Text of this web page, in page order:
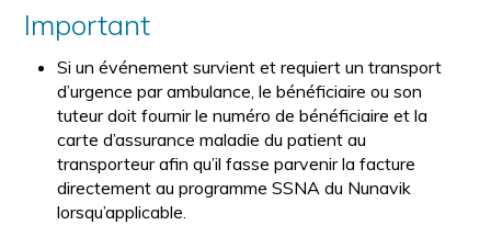
Important
Si un événement survient et requiert un transport
d’urgence par ambulance, le bénéficiaire ou son
tuteur doit fournir le numéro de bénéficiaire et la
carte d’assurance maladie du patient au
transporteur afin qu’il fasse parvenir la facture
directement au programme SSNA du Nunavik
lorsqu’applicable.